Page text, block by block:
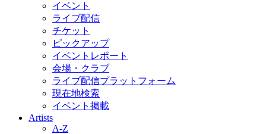
イベント
ライブ配信
チケット
ピックアップ
イベントレポート
会場・クラブ
ライブ配信プラットフォーム
現在地検索
イベント掲載
Artists
A-Z